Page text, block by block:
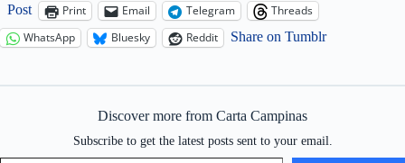
Post Print Email Telegram
Threads
WhatsApp
Bluesky Reddit Share on Tumblr
Discover more from Carta Campinas
Subscribe to get the latest posts sent to your email.
Type your email…